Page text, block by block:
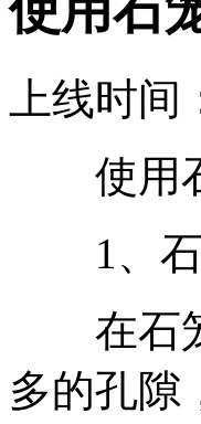
上线时
使用石
1、石
在石笼
多的孔隙